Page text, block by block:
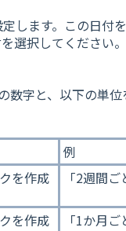
します。この日付
選択してください。
数字と、以下の単
例
を作成 「2週間
を作成 「1か月